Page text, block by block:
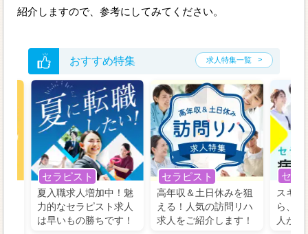
紹介しますので、参考にしてみてください。
おすすめ特集 求人特集一覧
セラピスト
夏入職求人増加中！魅
力的なセラピスト求人
は早いもの勝ちです！
セラピスト
高年収＆土日休みを狙
える！人気の訪問リハ
求人をご紹介します！
セラ
スキ
ら、
人が